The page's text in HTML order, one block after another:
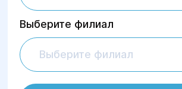
Выберите филиал
Выберите филиал